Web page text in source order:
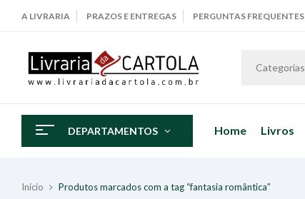
A LIVRARIA PRAZOS E ENTREGAS PERGUNTAS FREQUENTES
Categorias
DEPARTAMENTOS Home Livros
Início Produtos marcados com a tag “fantasia romântica”